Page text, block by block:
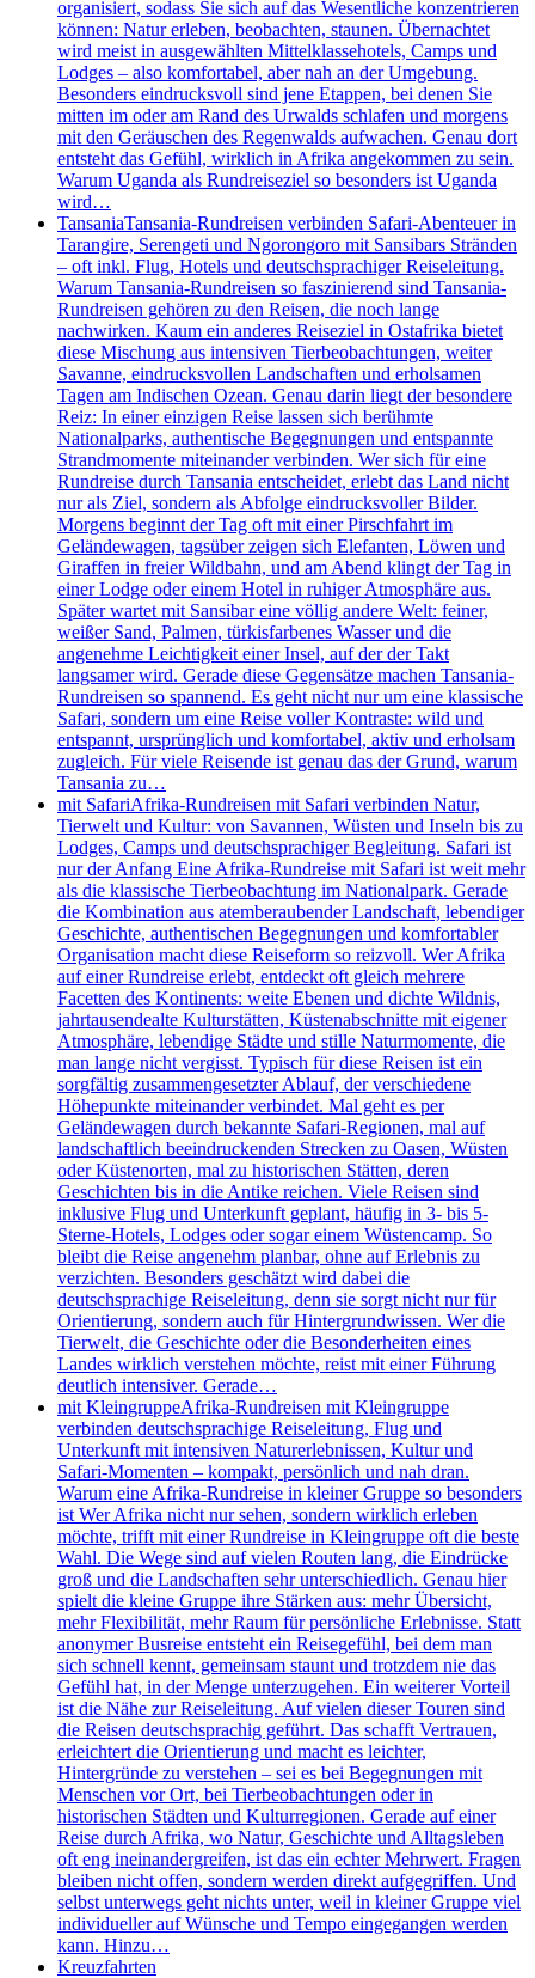
organisiert, sodass Sie sich auf das Wesentliche konzentrieren
können: Natur erleben, beobachten, staunen. Übernachtet
wird meist in ausgewählten Mittelklassehotels, Camps und
Lodges – also komfortabel, aber nah an der Umgebung.
Besonders eindrucksvoll sind jene Etappen, bei denen Sie
mitten im oder am Rand des Urwalds schlafen und morgens
mit den Geräuschen des Regenwalds aufwachen. Genau dort
entsteht das Gefühl, wirklich in Afrika angekommen zu sein.
Warum Uganda als Rundreiseziel so besonders ist Uganda
wird…
TansaniaTansania-Rundreisen verbinden Safari-Abenteuer in
Tarangire, Serengeti und Ngorongoro mit Sansibars Stränden
– oft inkl. Flug, Hotels und deutschsprachiger Reiseleitung.
Warum Tansania-Rundreisen so faszinierend sind Tansania-
Rundreisen gehören zu den Reisen, die noch lange
nachwirken. Kaum ein anderes Reiseziel in Ostafrika bietet
diese Mischung aus intensiven Tierbeobachtungen, weiter
Savanne, eindrucksvollen Landschaften und erholsamen
Tagen am Indischen Ozean. Genau darin liegt der besondere
Reiz: In einer einzigen Reise lassen sich berühmte
Nationalparks, authentische Begegnungen und entspannte
Strandmomente miteinander verbinden. Wer sich für eine
Rundreise durch Tansania entscheidet, erlebt das Land nicht
nur als Ziel, sondern als Abfolge eindrucksvoller Bilder.
Morgens beginnt der Tag oft mit einer Pirschfahrt im
Geländewagen, tagsüber zeigen sich Elefanten, Löwen und
Giraffen in freier Wildbahn, und am Abend klingt der Tag in
einer Lodge oder einem Hotel in ruhiger Atmosphäre aus.
Später wartet mit Sansibar eine völlig andere Welt: feiner,
weißer Sand, Palmen, türkisfarbenes Wasser und die
angenehme Leichtigkeit einer Insel, auf der der Takt
langsamer wird. Gerade diese Gegensätze machen Tansania-
Rundreisen so spannend. Es geht nicht nur um eine klassische
Safari, sondern um eine Reise voller Kontraste: wild und
entspannt, ursprünglich und komfortabel, aktiv und erholsam
zugleich. Für viele Reisende ist genau das der Grund, warum
Tansania zu…
mit SafariAfrika-Rundreisen mit Safari verbinden Natur,
Tierwelt und Kultur: von Savannen, Wüsten und Inseln bis zu
Lodges, Camps und deutschsprachiger Begleitung. Safari ist
nur der Anfang Eine Afrika-Rundreise mit Safari ist weit mehr
als die klassische Tierbeobachtung im Nationalpark. Gerade
die Kombination aus atemberaubender Landschaft, lebendiger
Geschichte, authentischen Begegnungen und komfortabler
Organisation macht diese Reiseform so reizvoll. Wer Afrika
auf einer Rundreise erlebt, entdeckt oft gleich mehrere
Facetten des Kontinents: weite Ebenen und dichte Wildnis,
jahrtausendealte Kulturstätten, Küstenabschnitte mit eigener
Atmosphäre, lebendige Städte und stille Naturmomente, die
man lange nicht vergisst. Typisch für diese Reisen ist ein
sorgfältig zusammengesetzter Ablauf, der verschiedene
Höhepunkte miteinander verbindet. Mal geht es per
Geländewagen durch bekannte Safari-Regionen, mal auf
landschaftlich beeindruckenden Strecken zu Oasen, Wüsten
oder Küstenorten, mal zu historischen Stätten, deren
Geschichten bis in die Antike reichen. Viele Reisen sind
inklusive Flug und Unterkunft geplant, häufig in 3- bis 5-
Sterne-Hotels, Lodges oder sogar einem Wüstencamp. So
bleibt die Reise angenehm planbar, ohne auf Erlebnis zu
verzichten. Besonders geschätzt wird dabei die
deutschsprachige Reiseleitung, denn sie sorgt nicht nur für
Orientierung, sondern auch für Hintergrundwissen. Wer die
Tierwelt, die Geschichte oder die Besonderheiten eines
Landes wirklich verstehen möchte, reist mit einer Führung
deutlich intensiver. Gerade…
mit KleingruppeAfrika-Rundreisen mit Kleingruppe
verbinden deutschsprachige Reiseleitung, Flug und
Unterkunft mit intensiven Naturerlebnissen, Kultur und
Safari-Momenten – kompakt, persönlich und nah dran.
Warum eine Afrika-Rundreise in kleiner Gruppe so besonders
ist Wer Afrika nicht nur sehen, sondern wirklich erleben
möchte, trifft mit einer Rundreise in Kleingruppe oft die beste
Wahl. Die Wege sind auf vielen Routen lang, die Eindrücke
groß und die Landschaften sehr unterschiedlich. Genau hier
spielt die kleine Gruppe ihre Stärken aus: mehr Übersicht,
mehr Flexibilität, mehr Raum für persönliche Erlebnisse. Statt
anonymer Busreise entsteht ein Reisegefühl, bei dem man
sich schnell kennt, gemeinsam staunt und trotzdem nie das
Gefühl hat, in der Menge unterzugehen. Ein weiterer Vorteil
ist die Nähe zur Reiseleitung. Auf vielen dieser Touren sind
die Reisen deutschsprachig geführt. Das schafft Vertrauen,
erleichtert die Orientierung und macht es leichter,
Hintergründe zu verstehen – sei es bei Begegnungen mit
Menschen vor Ort, bei Tierbeobachtungen oder in
historischen Städten und Kulturregionen. Gerade auf einer
Reise durch Afrika, wo Natur, Geschichte und Alltagsleben
oft eng ineinandergreifen, ist das ein echter Mehrwert. Fragen
bleiben nicht offen, sondern werden direkt aufgegriffen. Und
selbst unterwegs geht nichts unter, weil in kleiner Gruppe viel
individueller auf Wünsche und Tempo eingegangen werden
kann. Hinzu…
Kreuzfahrten